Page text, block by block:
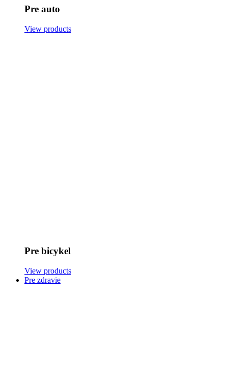
Pre auto
View products
Pre bicykel
View products
Pre zdravie